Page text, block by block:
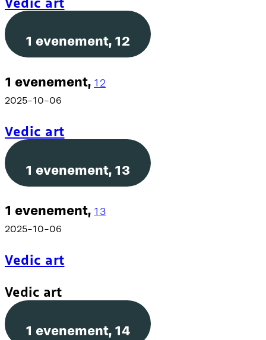
1 evenement, 12
1 evenement, 12
2025-10-06
Vedic art
1 evenement, 13
1 evenement, 13
2025-10-06
Vedic art
Vedic art
1 evenement, 14